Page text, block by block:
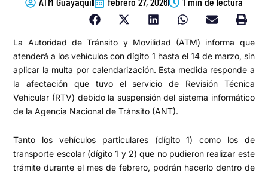
La Autoridad de Tránsito y Movilidad (ATM) informa que
atenderá a los vehículos con dígito 1 hasta el 14 de marzo, sin
aplicar la multa por calendarización. Esta medida responde a
la afectación que tuvo el servicio de Revisión Técnica
Vehicular (RTV) debido la suspensión del sistema informático
de la Agencia Nacional de Tránsito (ANT).
Tanto los vehículos particulares (dígito 1) como los de
transporte escolar (dígito 1 y 2) que no pudieron realizar este
trámite durante el mes de febrero, podrán hacerlo dentro de